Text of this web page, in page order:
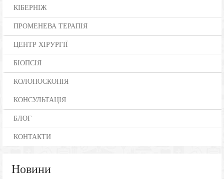
КІБЕРНІЖ
ПРОМЕНЕВА ТЕРАПІЯ
ЦЕНТР ХІРУРГІЇ
БІОПСІЯ
КОЛОНОСКОПІЯ
КОНСУЛЬТАЦІЯ
БЛОГ
КОНТАКТИ
Новини